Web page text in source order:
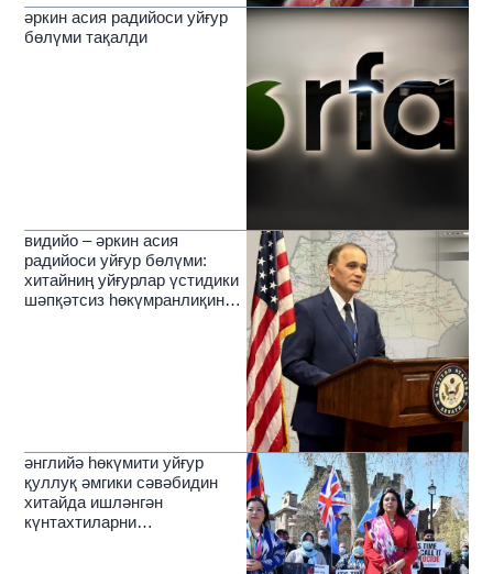
әркин асия радийоси уйғур
бөлүми тақалди
видийо – әркин асия
радийоси уйғур бөлүми:
хитайниң уйғурлар үстидики
шәпқәтсиз һөкүмранлиқиниң
әнглийә һөкүмити уйғур
қуллуқ әмгики сәвәбидин
хитайда ишләнгән
күнтахтиларни